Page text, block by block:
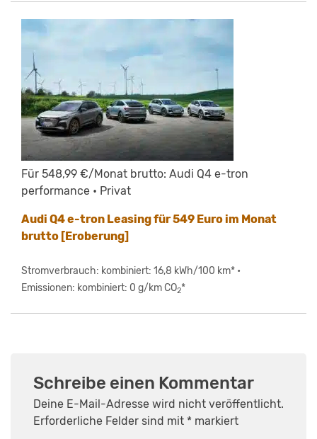
Für 548,99 €/Monat brutto: Audi Q4 e-tron
performance • Privat
Audi Q4 e-tron Leasing für 549 Euro im Monat
brutto [Eroberung]
Stromverbrauch: kombiniert: 16,8 kWh/100 km* •
Emissionen: kombiniert: 0 g/km CO2*
Schreibe einen Kommentar
Deine E-Mail-Adresse wird nicht veröffentlicht.
Erforderliche Felder sind mit * markiert